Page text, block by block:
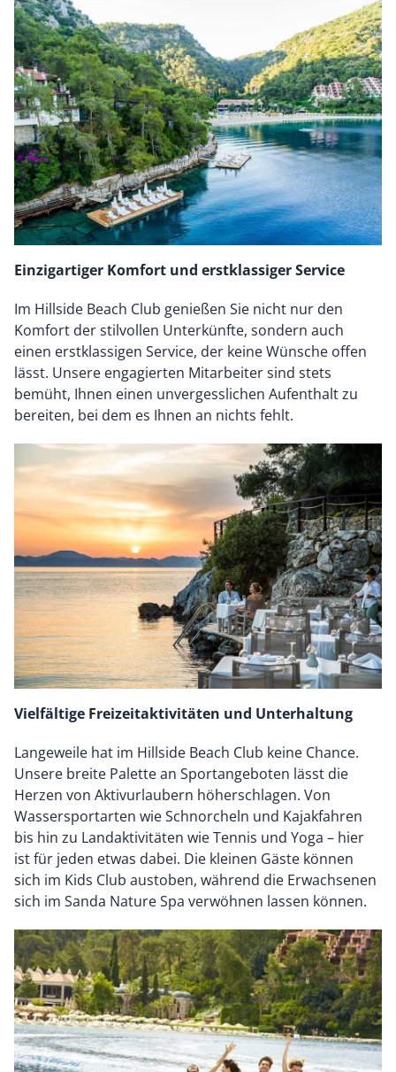
Einzigartiger Komfort und erstklassiger Service
Im Hillside Beach Club genießen Sie nicht nur den
Komfort der stilvollen Unterkünfte, sondern auch
einen erstklassigen Service, der keine Wünsche offen
lässt. Unsere engagierten Mitarbeiter sind stets
bemüht, Ihnen einen unvergesslichen Aufenthalt zu
bereiten, bei dem es Ihnen an nichts fehlt.
Vielfältige Freizeitaktivitäten und Unterhaltung
Langeweile hat im Hillside Beach Club keine Chance.
Unsere breite Palette an Sportangeboten lässt die
Herzen von Aktivurlaubern höherschlagen. Von
Wassersportarten wie Schnorcheln und Kajakfahren
bis hin zu Landaktivitäten wie Tennis und Yoga – hier
ist für jeden etwas dabei. Die kleinen Gäste können
sich im Kids Club austoben, während die Erwachsenen
sich im Sanda Nature Spa verwöhnen lassen können.